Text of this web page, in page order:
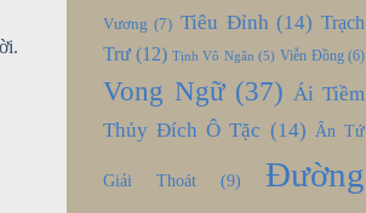
Vương (7) Tiêu Đỉnh (14) Trạch
Trư(12) Tịnh Vô Ngân (5) Viễn Đồng(6)
Vong Ngữ(37) Ái Tiềm
Thủy Đích Ô Tặc (14) Ân Tứ
Giải Thoát(9)
Đường